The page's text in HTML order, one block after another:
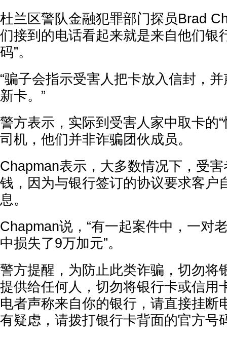
杜兰区警队金融犯罪部门探员Brad
们接到的电话看起来就是来自他们银
码”。
“骗子会指示受害人把卡放入信封，
新卡。”
警方表示，实际到受害人家中取卡的
司机，他们并非诈骗团伙成员。
Chapman表示，大多数情况下，受
钱，因为与银行签订的协议要求客户
息。
Chapman说，“有一起案件中，一对
中损失了9万加元”。
警方提醒，为防止此类诈骗，切勿将
提供给任何人，切勿将银行卡或信用
电者声称来自你的银行，请直接挂断
有疑虑，请拨打银行卡背面的官方号